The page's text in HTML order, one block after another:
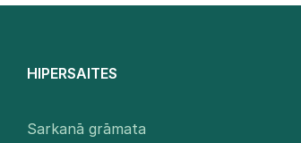
HIPERSAITES
Sarkanā grāmata